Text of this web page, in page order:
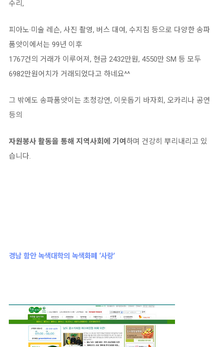
수리,
피아노·미술 레슨, 사진 촬영, 버스 대여, 수지침 등으로 다양한 송파
품앗이에서는 99년 이후
1767건의 거래가 이루어져, 현금 2432만원, 4550만 SM 등 모두
6982만원어치가 거래되었다고 하네요^^
그 밖에도 송파품앗이는 초청강연, 이웃돕기 바자회, 오카리나 공연
등의
자원봉사 활동을 통해 지역사회에 기여 하며 건강히 뿌리내리고 있
습니다.
경남 함안 녹색대학의 녹색화폐 ‘사랑’